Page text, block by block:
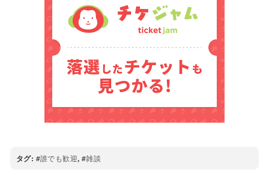
タグ: 誰でも歓迎, 雑談